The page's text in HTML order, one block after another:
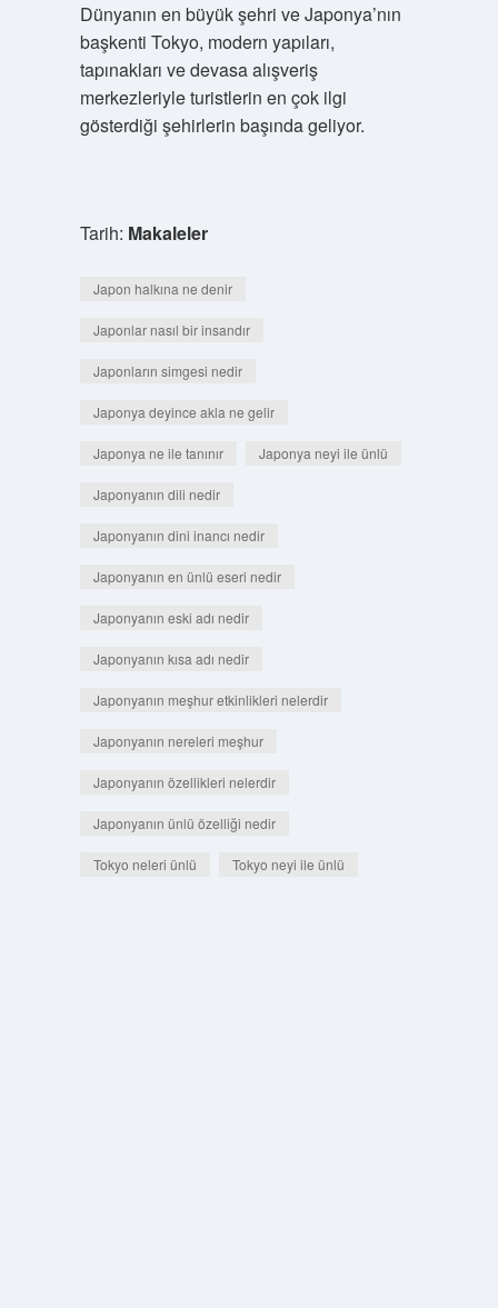
Dünyanın en büyük şehri ve Japonya’nın
başkenti Tokyo, modern yapıları,
tapınakları ve devasa alışveriş
merkezleriyle turistlerin en çok ilgi
gösterdiği şehirlerin başında geliyor.
Tarih: Makaleler
Japon halkına ne denir
Japonlar nasıl bir insandır
Japonların simgesi nedir
Japonya deyince akla ne gelir
Japonya ne ile tanınır Japonya neyi ile ünlü
Japonyanın dili nedir
Japonyanın dini inancı nedir
Japonyanın en ünlü eseri nedir
Japonyanın eski adı nedir
Japonyanın kısa adı nedir
Japonyanın meşhur etkinlikleri nelerdir
Japonyanın nereleri meşhur
Japonyanın özellikleri nelerdir
Japonyanın ünlü özelliği nedir
Tokyo neleri ünlü Tokyo neyi ile ünlü